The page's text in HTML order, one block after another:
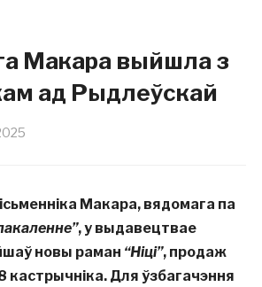
Макара выйшла з
ад Рыдлеўскай
Макара, вядомага па
, у выдавецтвае
новы раман “Ніці”, продаж
кастрычніка. Для ўзбагачэння